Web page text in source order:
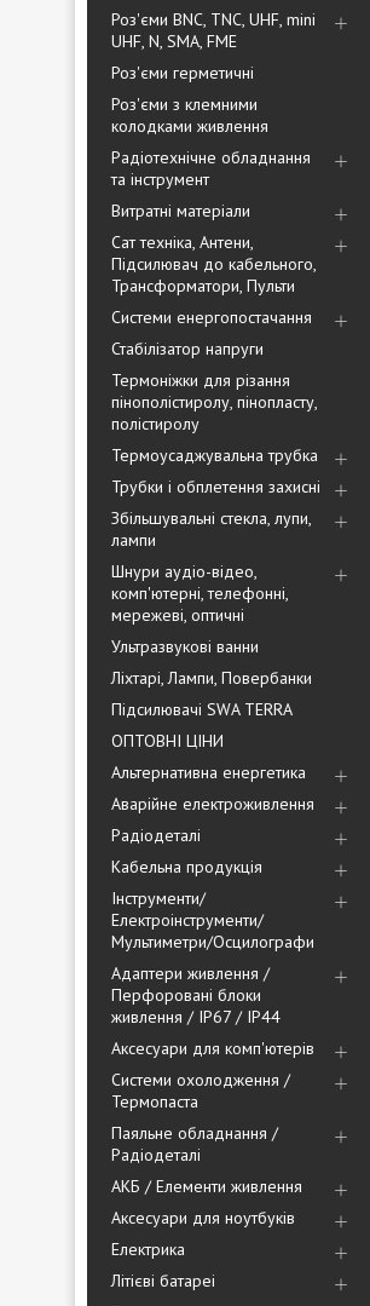
Роз'єми BNC, TNC, UHF, mini
UHF, N, SMA, FME
Роз'єми герметичні
Роз'єми з клемними
колодками живлення
Радіотехнічне обладнання
та інструмент
Витратні матеріали
Сат техніка, Антени,
Підсилювач до кабельного,
Трансформатори, Пульти
Системи енергопостачання
Стабілізатор напруги
Термоніжки для різання
пінополістиролу, пінопласту,
полістиролу
Термоусаджувальна трубка
Трубки і обплетення захисні
Збільшувальні стекла, лупи,
лампи
Шнури аудіо-відео,
комп'ютерні, телефонні,
мережеві, оптичні
Ультразвукові ванни
Ліхтарі, Лампи, Повербанки
Підсилювачі SWA TERRA
ОПТОВНІ ЦІНИ
Альтернативна енергетика
Аварійне електроживлення
Радіодеталі
Кабельна продукція
Інструменти/
Електроінструменти/
Мультиметри/Осцилографи
Адаптери живлення /
Перфоровані блоки
живлення / IP67 / IP44
Аксесуари для комп'ютерів
Системи охолодження /
Термопаста
Паяльне обладнання /
Радіодеталі
АКБ / Елементи живлення
Аксесуари для ноутбуків
Електрика
Літієві батареі